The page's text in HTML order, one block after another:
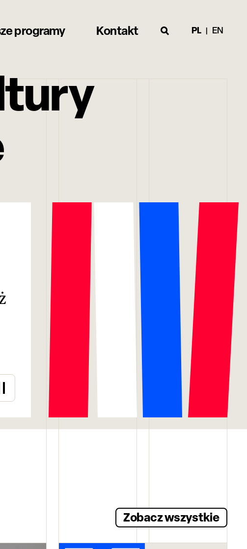
programy Kontakt PL EN
Zobacz wszystkie